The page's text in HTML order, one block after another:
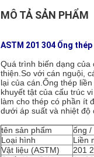
MÔ TẢ SẢN PHẨM
ASTM 201 304 Ống
Quá trình biến dạng của
thiện.So với cán nguội,
lại của cán.Ống thép
khuyết tật của cấu trúc
làm cho thép có phần ít
dưới áp suất và nhiệt độ
tên sản phẩm
ống /
Loại hình
Liền
Vật liệu (ASTM)
201